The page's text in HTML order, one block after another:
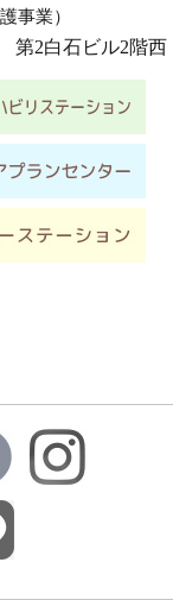
事業）
第2白石ビル2階西